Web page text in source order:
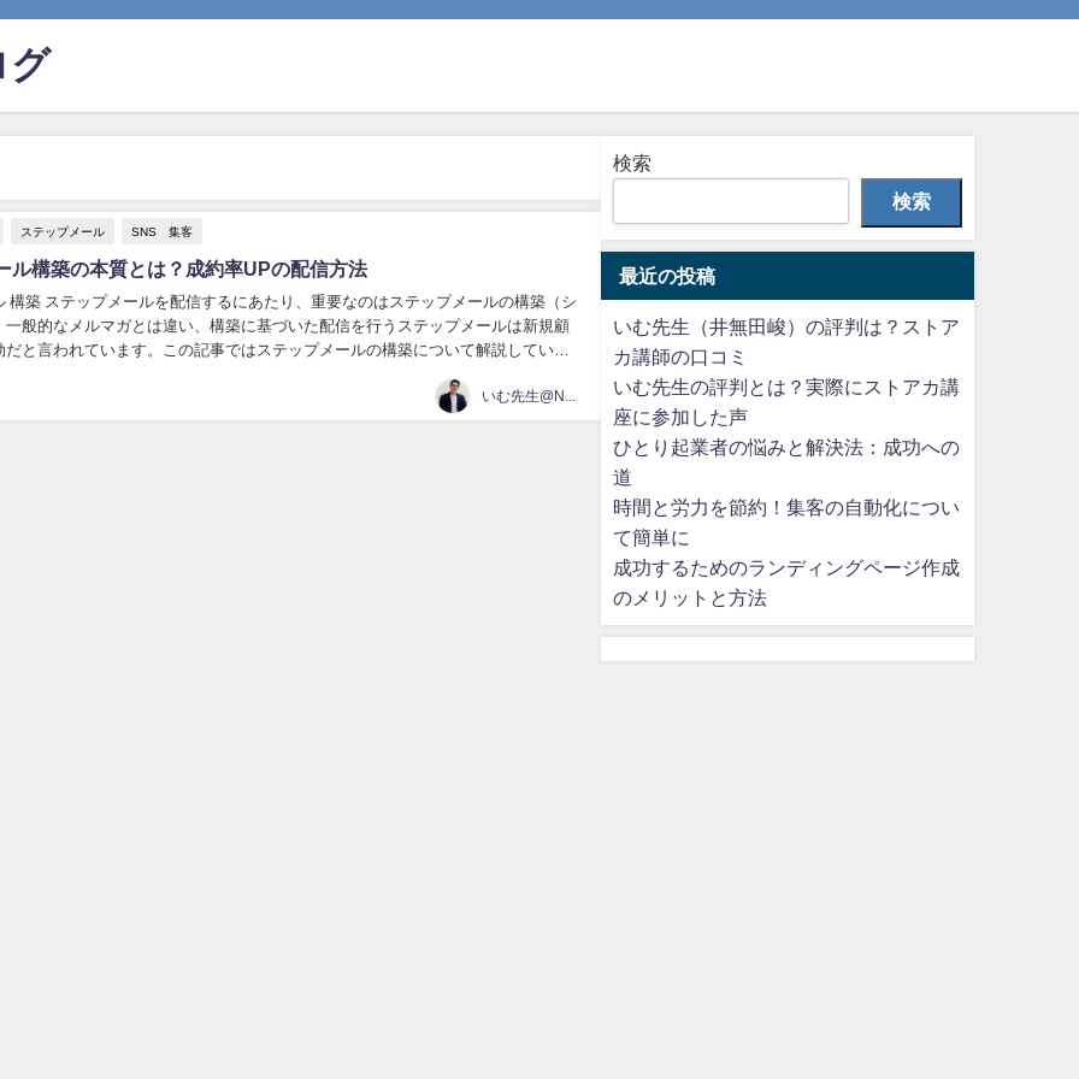
グ
ステップメール SNS 集客
ル構築の本質とは？成約率UPの配信方法
構築 ステップメールを配信するにあたり、重要なのはステップメールの構築（シ
一般的なメルマガとは違い、構築に基づいた配信を行うステップメールは新規顧
だと言われています。この記事ではステップメールの構築について解説していき
検索
検索
最近の投稿
いむ先生（井無田峻）の評判は？ストア
カ講師の口コミ
いむ先生の評判とは？実際にストアカ講
座に参加した声
ひとり起業者の悩みと解決法：成功への
道
時間と労力を節約！集客の自動化につい
て簡単に
成功するためのランディングページ作成
のメリットと方法